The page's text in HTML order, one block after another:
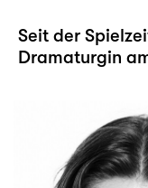
Seit der
Dramaturgin